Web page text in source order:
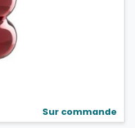
Sur commande